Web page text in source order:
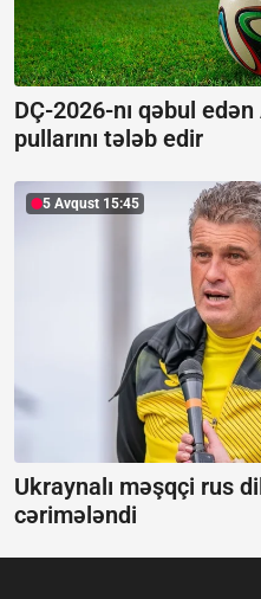
DÇ-2026-nı qəbul
pullarını tələb edir
5 Avqust 15:45
Ukraynalı məşqçi rus
cərimələndi